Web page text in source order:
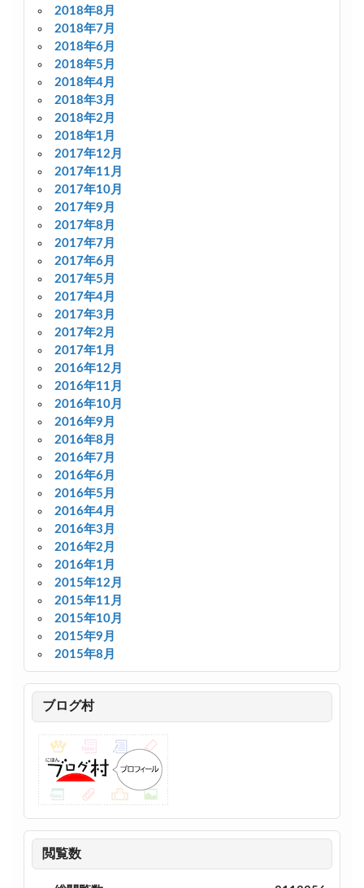
2018年8月
2018年7月
2018年6月
2018年5月
2018年4月
2018年3月
2018年2月
2018年1月
2017年12月
2017年11月
2017年10月
2017年9月
2017年8月
2017年7月
2017年6月
2017年5月
2017年4月
2017年3月
2017年2月
2017年1月
2016年12月
2016年11月
2016年10月
2016年9月
2016年8月
2016年7月
2016年6月
2016年5月
2016年4月
2016年3月
2016年2月
2016年1月
2015年12月
2015年11月
2015年10月
2015年9月
2015年8月
ブログ村
閲覧数